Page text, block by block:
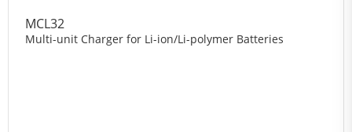
MCL32
Multi-unit Charger for Li-ion/Li-polymer Batteries